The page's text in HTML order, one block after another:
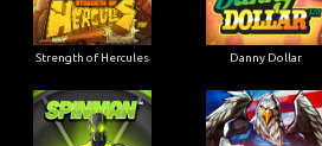
Strength of Hercules Danny Dollar